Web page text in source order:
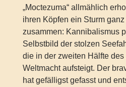
„Moctezuma“ allmählich
ihren Köpfen ein Sturm
zusammen: Kannibalismus
Selbstbild der stolzen
die in der zweiten Hälfte
Weltmacht aufsteigt. Der
hat gefälligst gefasst und